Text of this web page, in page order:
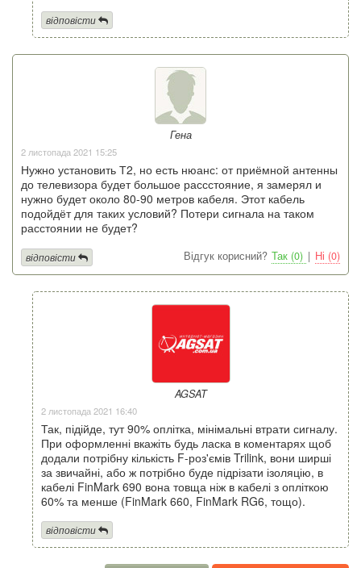
відповісти
Гена
2 листопада 2021 15:25
Нужно установить Т2, но есть нюанс: от приёмной антенны
до телевизора будет большое рассстояние, я замерял и
нужно будет около 80-90 метров кабеля. Этот кабель
подойдёт для таких условий? Потери сигнала на таком
расстоянии не будет?
Відгук корисний? Так (0) | Ні (0)
відповісти
AGSAT
2 листопада 2021 16:40
Так, підійде, тут 90% оплітка, мінімальні втрати сигналу.
При оформленні вкажіть будь ласка в коментарях щоб
додали потрібну кількість F-роз'ємів Trilink, вони ширші
за звичайні, або ж потрібно буде підрізати ізоляцію, в
кабелі FinMark 690 вона товща ніж в кабелі з опліткою
60% та менше (FinMark 660, FinMark RG6, тощо).
відповісти